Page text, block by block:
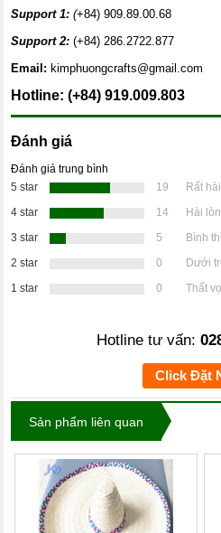
Support 1:(+84) 909.89.00.68
Support 2:(+84) 286.2722.877
Email: kimphuongcrafts@gmail.com
Hotline: (+84) 919.009.803
Đánh giá
Đánh giá trung bình
5 star
19
Rất
4 star
14
Hài
3 star
5
Bình
2 star
0
Dưới
1 star
0 Thất
Hotline tư vấn:
Click Đặt
Sản phẩm liên quan